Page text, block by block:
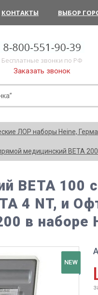
КОНТАКТЫ ВЫБОР
Бесплатные звонки по РФ
Заказать звонок
ЛОР наборы Heine,
медицинский BETA
BETA 100
4 NT, и
в наборе
NEW